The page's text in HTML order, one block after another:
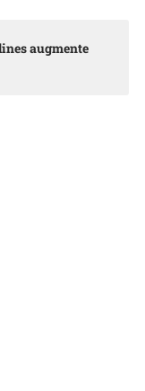
augmente